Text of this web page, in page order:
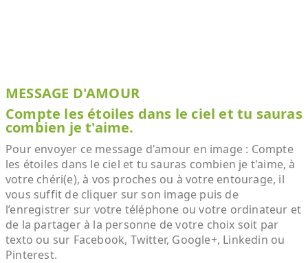
MESSAGE D'AMOUR
Compte les étoiles dans le ciel et tu sauras
combien je t'aime.
Pour envoyer ce message d'amour en image : Compte
les étoiles dans le ciel et tu sauras combien je t'aime, à
votre chéri(e), à vos proches ou à votre entourage, il
vous suffit de cliquer sur son image puis de
l’enregistrer sur votre téléphone ou votre ordinateur et
de la partager à la personne de votre choix soit par
texto ou sur Facebook, Twitter, Google+, Linkedin ou
Pinterest.